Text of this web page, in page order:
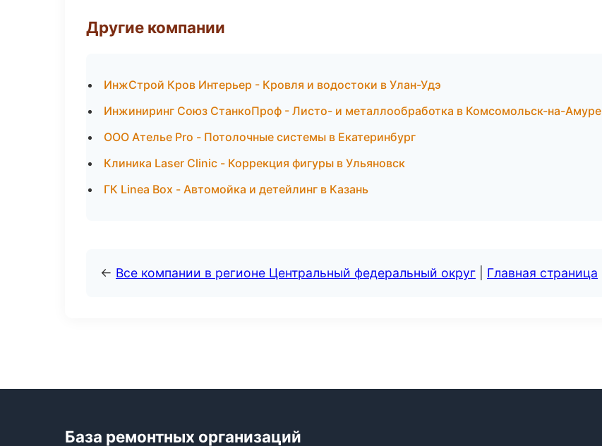
Другие компании
ИнжСтрой Кров Интерьер - Кровля и водостоки в Улан-Удэ
Инжиниринг Союз СтанкоПроф - Листо- и металлообработка в Комсомольск-на-Амуре
ООО Ателье Pro - Потолочные системы в Екатеринбург
Клиника Laser Clinic - Коррекция фигуры в Ульяновск
ГК Linea Box - Автомойка и детейлинг в Казань
← Все компании в регионе Центральный федеральный округ Главная страница
База ремонтных организаций